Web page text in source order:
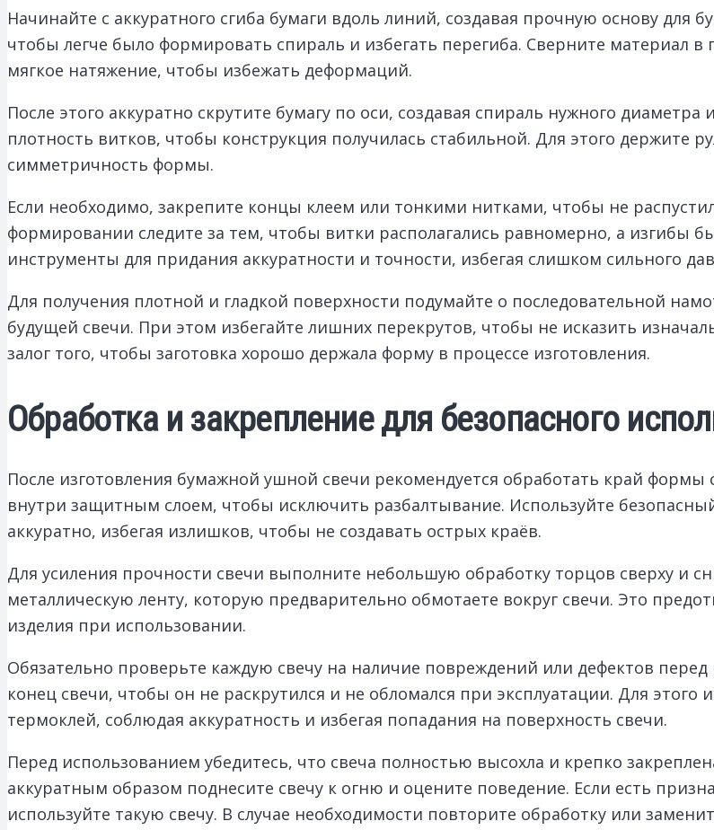
Начинайте с аккуратного сгиба бумаги вдоль линий, создавая прочную основу для
чтобы легче было формировать спираль и избегать перегиба. Сверните материал
мягкое натяжение, чтобы избежать деформаций.
После этого аккуратно скрутите бумагу по оси, создавая спираль нужного
плотность витков, чтобы конструкция получилась стабильной. Для этого держите
симметричность формы.
Если необходимо, закрепите концы клеем или тонкими нитками, чтобы не
формировании следите за тем, чтобы витки располагались равномерно, а изгибы
инструменты для придания аккуратности и точности, избегая слишком сильного
Для получения плотной и гладкой поверхности подумайте о последовательной
будущей свечи. При этом избегайте лишних перекрутов, чтобы не исказить
залог того, чтобы заготовка хорошо держала форму в процессе изготовления.
Обработка и закрепление для безопасного
После изготовления бумажной ушной свечи рекомендуется обработать край
внутри защитным слоем, чтобы исключить разбалтывание. Используйте
аккуратно, избегая излишков, чтобы не создавать острых краёв.
Для усиления прочности свечи выполните небольшую обработку торцов сверху и
металлическую ленту, которую предварительно обмотаете вокруг свечи. Это
изделия при использовании.
Обязательно проверьте каждую свечу на наличие повреждений или дефектов
конец свечи, чтобы он не раскрутился и не обломался при эксплуатации. Для этого
термоклей, соблюдая аккуратность и избегая попадания на поверхность свечи.
Перед использованием убедитесь, что свеча полностью высохла и крепко
аккуратным образом поднесите свечу к огню и оцените поведение. Если есть
используйте такую свечу. В случае необходимости повторите обработку или